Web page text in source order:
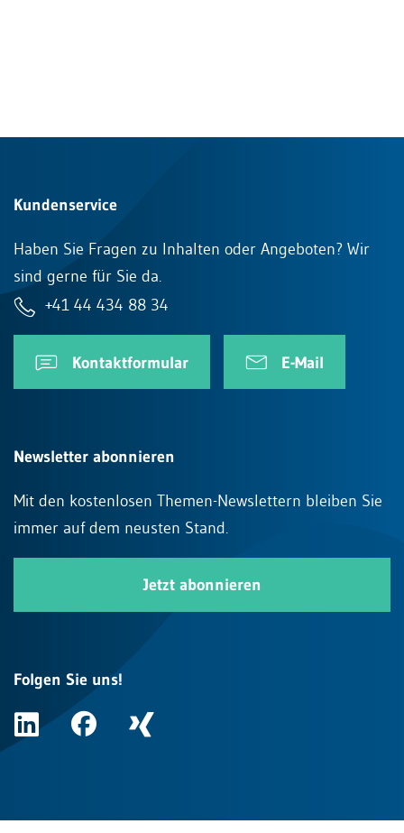
Kundenservice
Haben Sie Fragen zu Inhalten oder Angeboten? Wir
sind gerne für Sie da.
+41 44 434 88 34
Kontaktformular E-Mail
Newsletter abonnieren
Mit den kostenlosen Themen-Newslettern bleiben Sie
immer auf dem neusten Stand.
Jetzt abonnieren
Folgen Sie uns!